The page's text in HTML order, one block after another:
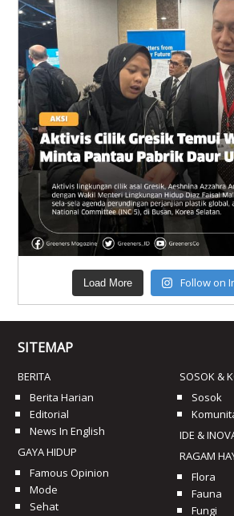
Load More Follow on
SITEMAP
BERITA
Berita Harian
Editorial
News In English
GAYA HIDUP
Famous Opinion
Mode
Sehat
SOSOK &
Sosok
IDE &
RAGAM
Flora
Fauna
Fungi